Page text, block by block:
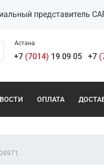
представитель
Астана
+7 (7014) 19 09 05 +7
ОПЛАТА